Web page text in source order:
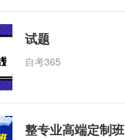
试题
自考365
整专业高端定制班